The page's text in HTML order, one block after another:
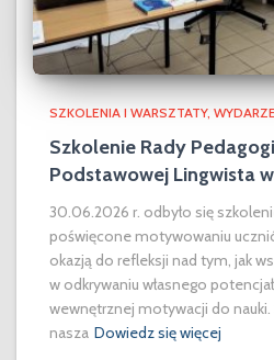
SZKOLENIA I WARSZTATY
Szkolenie Rady
Podstawowej Lingwista
30.06.2026 r. odbyło się
poświęcone motywowaniu
okazją do refleksji nad tym, jak
w odkrywaniu własnego
wewnętrznej motywacji do
nasza Dowiedz się więcej